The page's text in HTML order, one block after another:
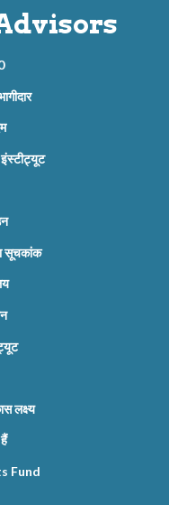
सूचकांक
लक्ष्य
Fund